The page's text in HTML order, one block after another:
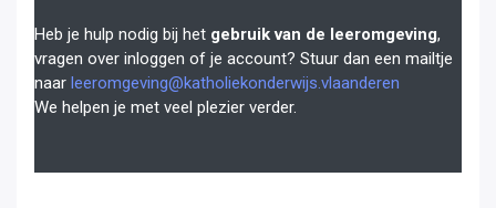
Heb je hulp nodig bij het gebruik van de leeromgeving,
vragen over inloggen of je account? Stuur dan een mailtje
naar leeromgeving@katholiekonderwijs.vlaanderen
We helpen je met veel plezier verder.